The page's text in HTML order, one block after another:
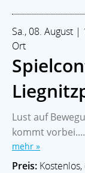
Sa., 08. August
Ort
Lust auf
kommt vorbei....
mehr »
Preis: